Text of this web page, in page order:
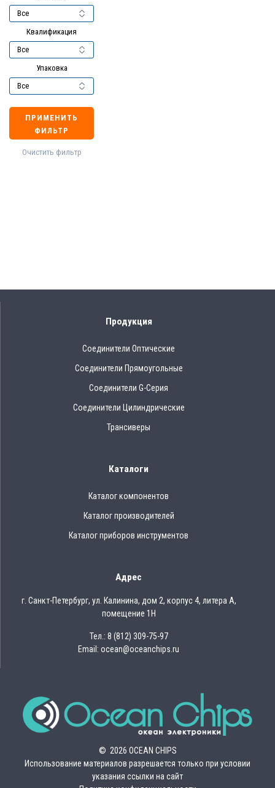
Квалификация
Упаковка
ПРИМЕНИТЬ
ФИЛЬТР
Очистить фильтр
Продукция
Соединители Оптические
Соединители Прямоугольные
Соединители G-Серия
Соединители Цилиндрические
Трансиверы
Каталоги
Каталог компонентов
Каталог производителей
Каталог приборов инструментов
Адрес
г. Санкт-Петербург, ул. Калинина, дом 2, корпус 4, литера А,
помещение 1Н
Тел.: 8 (812) 309-75-97
Email: ocean@oceanchips.ru
© 2026 OCEAN CHIPS
Использование материалов разрешается только при условии
указания ссылки на сайт